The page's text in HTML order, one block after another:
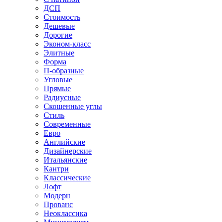
ДСП
Стоимость
Дешевые
Дорогие
Эконом-класс
Элитные
Форма
П-образные
Угловые
Прямые
Радиусные
Скошенные углы
Стиль
Современные
Евро
Английские
Дизайнерские
Итальянские
Кантри
Классические
Лофт
Модерн
Прованс
Неоклассика